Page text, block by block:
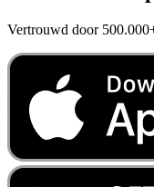
Vertrouwd door